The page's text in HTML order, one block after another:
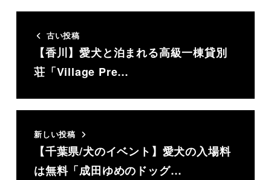
古い投稿
【香川】愛犬と泊まれる高級一棟貸別
荘「Village Pre…
新しい投稿
【千葉県/犬のイベント】愛犬の入場料
は無料「成田ゆめのドッグ…